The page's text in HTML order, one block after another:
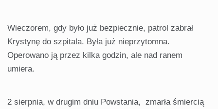
Wieczorem, gdy było już bezpiecznie, patrol zabrał
Krystynę do szpitala. Była już nieprzytomna.
Operowano ją przez kilka godzin, ale nad ranem
umiera.
2 sierpnia, w drugim dniu Powstania, zmarła śmiercią